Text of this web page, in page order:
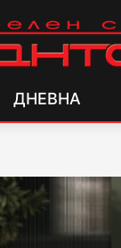
ДНЕВНА